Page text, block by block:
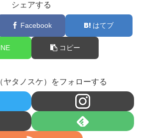
シェアする
Facebook はてブ
コピー
ヤタノスケ）をフォローする